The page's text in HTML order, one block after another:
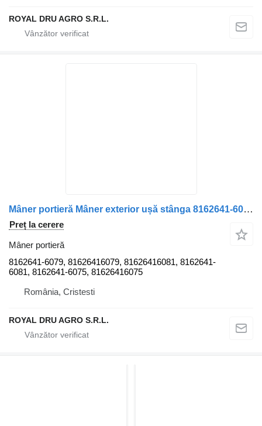
ROYAL DRU AGRO S.R.L.
Mâner portieră Mâner exterior ușă stânga 8162641-6079 pentru camion MAN 8162641/6079, 81626416079, 81626416081, 8162641/6081, 8162641/6075, 81626416075
Preț la cerere
Mâner portieră
8162641-6079, 81626416079, 81626416081, 8162641-
6081, 8162641-6075, 81626416075
România, Cristesti
ROYAL DRU AGRO S.R.L.